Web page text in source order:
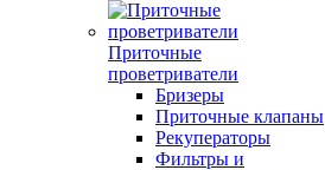
Приточные
проветриватели
Бризеры
Приточные клапаны
Рекуператоры
Фильтры и